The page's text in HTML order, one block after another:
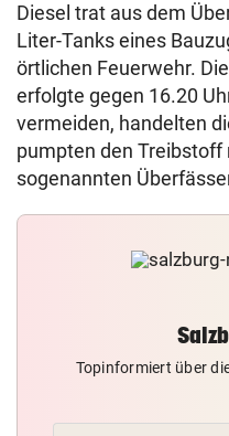
Diesel trat aus dem
Liter-Tanks eines
örtlichen Feuerwehr.
erfolgte gegen 16.20
vermeiden, handelten
pumpten den Treibstoff
sogenannten
Topinformiert über